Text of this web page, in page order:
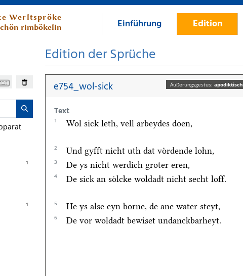
Werltspröke
rimbökelin Einführung Edition
1
1
Edition der Sprüche
Äußerungsgestus: apodiktisch
e754_wol-sick
Text
1 Wol sick leth, vell arbeydes doen,
2 Und gyfft nicht uth dat voͤrdende lohn,
3 De ys nicht werdich groter eren,
4 De sick an soͤlcke woldadt nicht secht loff.
5 He ys alse eyn borne, de ane water steyt,
6 De vor woldadt bewiset undanckbarheyt.